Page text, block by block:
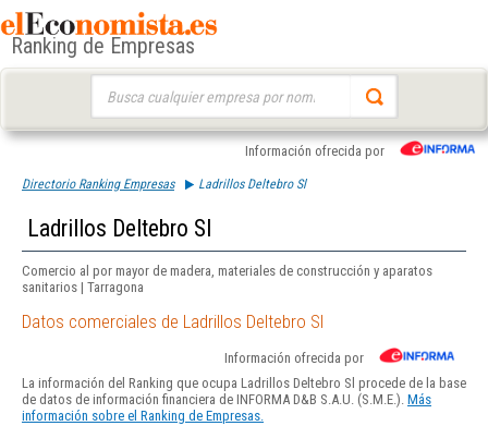
Ranking de Empresas
Información ofrecida por
Directorio Ranking Empresas Ladrillos Deltebro Sl
Ladrillos Deltebro Sl
Comercio al por mayor de madera, materiales de construcción y aparatos
sanitarios | Tarragona
Datos comerciales de Ladrillos Deltebro Sl
Información ofrecida por
La información del Ranking que ocupa Ladrillos Deltebro Sl procede de la base
de datos de información financiera de INFORMA D&B S.A.U. (S.M.E.). Más
información sobre el Ranking de Empresas.